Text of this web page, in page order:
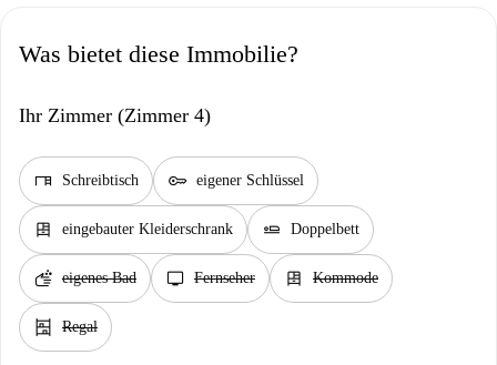
Was bietet diese Immobilie?
Ihr Zimmer (Zimmer 4)
desk Schreibtisch key eigener Schlüssel
dresser eingebauter Kleiderschrank airline_seat_flat Doppelbett
soap eigenes Bad tv Fernseher dresser Kommode
shelves Regal